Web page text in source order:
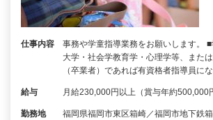
仕事内容
事務や学童指導業務をお願いします。
大学・社会学教育学・心理学等、また
（卒業者）であれば有資格者指導員に
給与 月給230,000円以上（賞与年約500,000
勤務地
福岡県福岡市東区箱崎／福岡市地下鉄